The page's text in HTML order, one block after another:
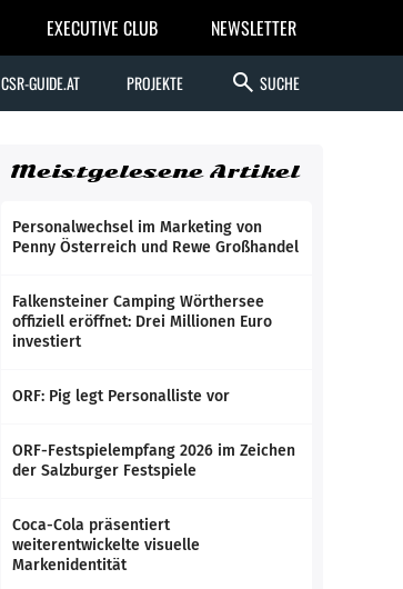
EXECUTIVE CLUB NEWSLETTER
CSR-GUIDE.AT PROJEKTE search SUCHE
Meistgelesene Artikel
Personalwechsel im Marketing von
Penny Österreich und Rewe Großhandel
Falkensteiner Camping Wörthersee
offiziell eröffnet: Drei Millionen Euro
investiert
ORF: Pig legt Personalliste vor
ORF-Festspielempfang 2026 im Zeichen
der Salzburger Festspiele
Coca-Cola präsentiert
weiterentwickelte visuelle
Markenidentität